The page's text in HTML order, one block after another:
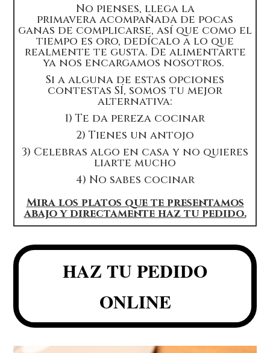
No pienses, llega la
primavera acompañada de pocas
ganas de complicarse, así que como el
tiempo es oro, dedícalo a lo que
realmente te gusta. De alimentarte
ya nos encargamos nosotros.
Si a alguna de estas opciones
contestas SÍ, somos tu mejor
alternativa:
1) Te da pereza cocinar
2) Tienes un antojo
3) Celebras algo en casa y no quieres
liarte mucho
4) No sabes cocinar
Mira los platos que te presentamos
abajo y directamente haz tu pedido.
HAZ TU PEDIDO
ONLINE